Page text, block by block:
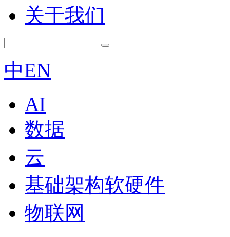
关于我们
中EN
AI
数据
云
基础架构软硬件
物联网